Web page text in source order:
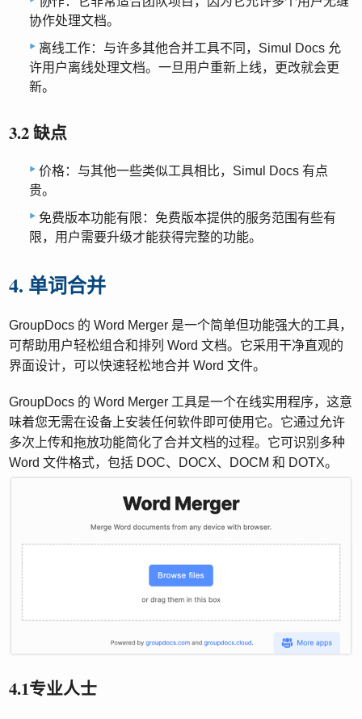
协作处理文档。
离线工作：与许多其他合并工具不同，Simul Docs 允
许用户离线处理文档。一旦用户重新上线，更改就会更
新。
3.2 缺点
价格：与其他一些类似工具相比，Simul Docs 有点
贵。
免费版本功能有限：免费版本提供的服务范围有些有
限，用户需要升级才能获得完整的功能。
4. 单词合并
GroupDocs 的 Word Merger 是一个简单但功能强大的工具，
可帮助用户轻松组合和排列 Word 文档。它采用干净直观的
界面设计，可以快速轻松地合并 Word 文件。
GroupDocs 的 Word Merger 工具是一个在线实用程序，这意
味着您无需在设备上安装任何软件即可使用它。它通过允许
多次上传和拖放功能简化了合并文档的过程。它可识别多种
Word 文件格式，包括 DOC、DOCX、DOCM 和 DOTX。
4.1专业人士